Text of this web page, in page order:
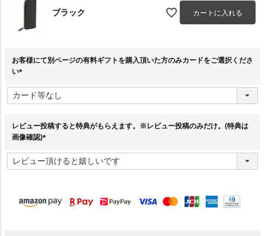
ブラック カートに入れる
お客様にて別ページの有料ギフトを購入頂いた方のみカードをご選択くださ
い
必
須
レビュー投稿すると特典がもらえます。※レビュー投稿のみだけ。(特典は
画像確認)
必
須